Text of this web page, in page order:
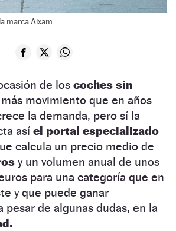
marca Aixam.
de los coches sin
movimiento que en años
la demanda, pero sí la
así el portal especializado
calcula un precio medio de
y un volumen anual de unos
para una categoría que en
y que puede ganar
pesar de algunas dudas, en la